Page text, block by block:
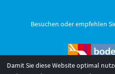
Besuchen oder empfehlen
Damit Sie diese Website optimal